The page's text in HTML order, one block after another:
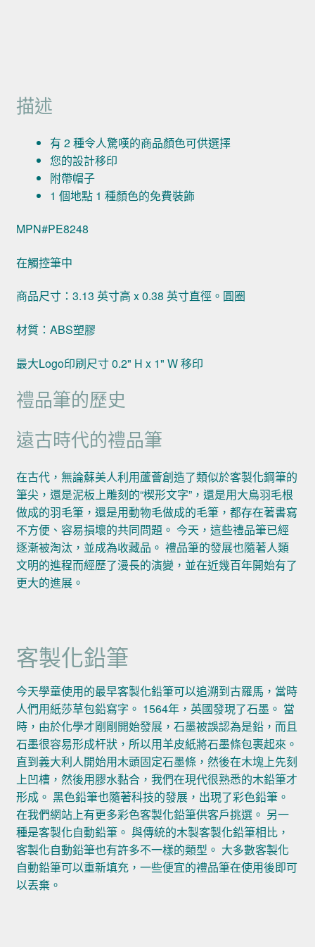
描述
有 2 種令人驚嘆的商品顏色可供選擇
您的設計移印
附帶帽子
1 個地點 1 種顏色的免費裝飾
MPN#PE8248
在觸控筆中
商品尺寸：3.13 英寸高 x 0.38 英寸直徑。圓圈
材質：ABS塑膠
最大Logo印刷尺寸 0.2" H x 1" W 移印
禮品筆的歷史
遠古時代的禮品筆
在古代，無論蘇美人利用蘆薈創造了類似於客製化鋼筆的
筆尖，還是泥板上雕刻的“楔形文字”，還是用大鳥羽毛根
做成的羽毛筆，還是用動物毛做成的毛筆，都存在著書寫
不方便、容易損壞的共同問題。 今天，這些禮品筆已經
逐漸被淘汰，並成為收藏品。 禮品筆的發展也隨著人類
文明的進程而經歷了漫長的演變，並在近幾百年開始有了
更大的進展。
客製化鉛筆
今天學童使用的最早客製化鉛筆可以追溯到古羅馬，當時
人們用紙莎草包鉛寫字。 1564年，英國發現了石墨。 當
時，由於化學才剛剛開始發展，石墨被誤認為是鉛，而且
石墨很容易形成杆狀，所以用羊皮紙將石墨條包裹起來。
直到義大利人開始用木頭固定石墨條，然後在木塊上先刻
上凹槽，然後用膠水黏合，我們在現代很熟悉的木鉛筆才
形成。 黑色鉛筆也隨著科技的發展，出現了彩色鉛筆。
在我們網站上有更多彩色客製化鉛筆供客戶挑選。 另一
種是客製化自動鉛筆。 與傳統的木製客製化鉛筆相比，
客製化自動鉛筆也有許多不一樣的類型。 大多數客製化
自動鉛筆可以重新填充，一些便宜的禮品筆在使用後即可
以丟棄。